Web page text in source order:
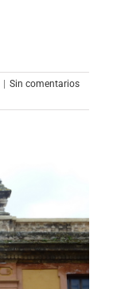
| Sin comentarios